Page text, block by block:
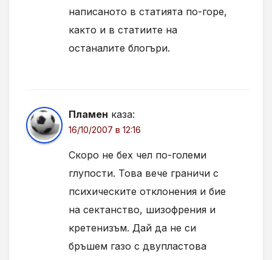
написаното в статията по-горе,
както и в статиите на
останалите блогъри.
Пламен каза:
16/10/2007 в 12:16
Скоро не бех чел по-големи
глупости. Това вече граничи с
психическите отклонения и бие
на сектанство, шизофрения и
кретенизъм. Дай да не си
бръшем газо с двупластова